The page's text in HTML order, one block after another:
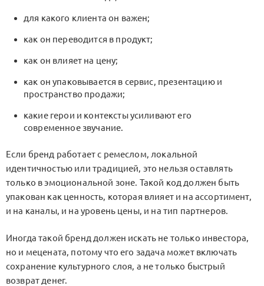
для какого клиента он важен;
как он переводится в продукт;
как он влияет на цену;
как он упаковывается в сервис, презентацию и
пространство продажи;
какие герои и контексты усиливают его
современное звучание.
Если бренд работает с ремеслом, локальной
идентичностью или традицией, это нельзя оставлять
только в эмоциональной зоне. Такой код должен быть
упакован как ценность, которая влияет и на ассортимент,
и на каналы, и на уровень цены, и на тип партнеров.
Иногда такой бренд должен искать не только инвестора,
но и мецената, потому что его задача может включать
сохранение культурного слоя, а не только быстрый
возврат денег.